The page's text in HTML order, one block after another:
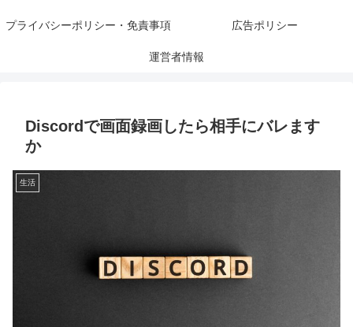
プライバシーポリシー・免責事項 広告ポリシー
運営者情報
Discordで画面録画したら相手にバレます
か
生活